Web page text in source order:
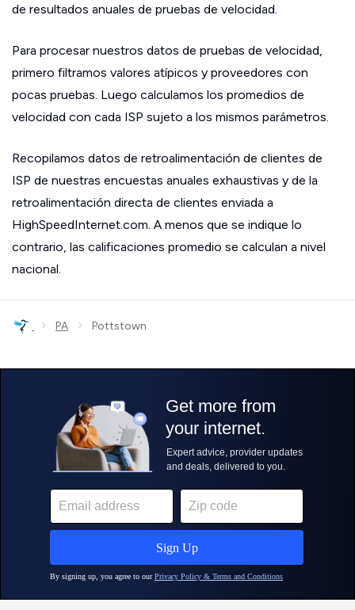
de resultados anuales de pruebas de velocidad.
Para procesar nuestros datos de pruebas de velocidad,
primero filtramos valores atípicos y proveedores con
pocas pruebas. Luego calculamos los promedios de
velocidad con cada ISP sujeto a los mismos parámetros.
Recopilamos datos de retroalimentación de clientes de
ISP de nuestras encuestas anuales exhaustivas y de la
retroalimentación directa de clientes enviada a
HighSpeedInternet.com. A menos que se indique lo
contrario, las calificaciones promedio se calculan a nivel
nacional.
› PA › Pottstown